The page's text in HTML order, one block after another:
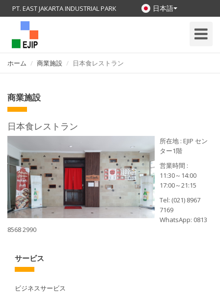
PT. EAST JAKARTA INDUSTRIAL PARK 日本語
Toggle
ホーム 商業施設 日本食レストラン
商業施設
日本食レストラン
所在地 : EJIP セン
ター1階
営業時間 :
11:30～14:00
17:00～21:15
Tel: (021) 8967
7169
WhatsApp: 0813
8568 2990
サービス
ビジネスサービス